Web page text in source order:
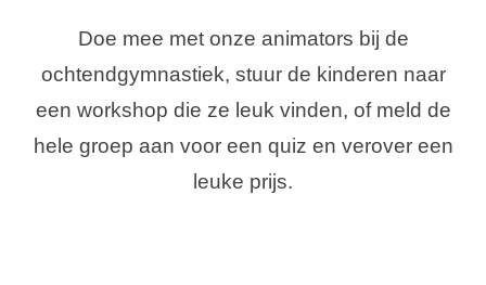
Doe mee met onze animators bij de
ochtendgymnastiek, stuur de kinderen naar
een workshop die ze leuk vinden, of meld de
hele groep aan voor een quiz en verover een
leuke prijs.